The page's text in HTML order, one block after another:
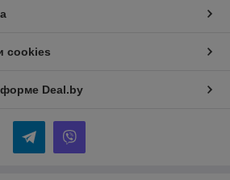
cookies
Deal.by